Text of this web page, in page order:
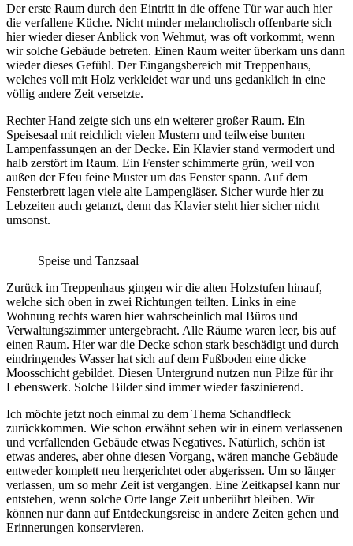
Der erste Raum durch den Eintritt in die offene Tür war auch hier
die verfallene Küche. Nicht minder melancholisch offenbarte sich
hier wieder dieser Anblick von Wehmut, was oft vorkommt, wenn
wir solche Gebäude betreten. Einen Raum weiter überkam uns dann
wieder dieses Gefühl. Der Eingangsbereich mit Treppenhaus,
welches voll mit Holz verkleidet war und uns gedanklich in eine
völlig andere Zeit versetzte.
Rechter Hand zeigte sich uns ein weiterer großer Raum. Ein
Speisesaal mit reichlich vielen Mustern und teilweise bunten
Lampenfassungen an der Decke. Ein Klavier stand vermodert und
halb zerstört im Raum. Ein Fenster schimmerte grün, weil von
außen der Efeu feine Muster um das Fenster spann. Auf dem
Fensterbrett lagen viele alte Lampengläser. Sicher wurde hier zu
Lebzeiten auch getanzt, denn das Klavier steht hier sicher nicht
umsonst.
Speise und Tanzsaal
Zurück im Treppenhaus gingen wir die alten Holzstufen hinauf,
welche sich oben in zwei Richtungen teilten. Links in eine
Wohnung rechts waren hier wahrscheinlich mal Büros und
Verwaltungszimmer untergebracht. Alle Räume waren leer, bis auf
einen Raum. Hier war die Decke schon stark beschädigt und durch
eindringendes Wasser hat sich auf dem Fußboden eine dicke
Moosschicht gebildet. Diesen Untergrund nutzen nun Pilze für ihr
Lebenswerk. Solche Bilder sind immer wieder faszinierend.
Ich möchte jetzt noch einmal zu dem Thema Schandfleck
zurückkommen. Wie schon erwähnt sehen wir in einem verlassenen
und verfallenden Gebäude etwas Negatives. Natürlich, schön ist
etwas anderes, aber ohne diesen Vorgang, wären manche Gebäude
entweder komplett neu hergerichtet oder abgerissen. Um so länger
verlassen, um so mehr Zeit ist vergangen. Eine Zeitkapsel kann nur
entstehen, wenn solche Orte lange Zeit unberührt bleiben. Wir
können nur dann auf Entdeckungsreise in andere Zeiten gehen und
Erinnerungen konservieren.